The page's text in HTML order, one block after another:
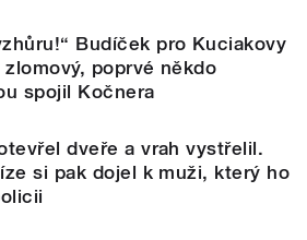
Budíček pro Kuciakovy
zlomový, poprvé někdo
spojil Kočnera
dveře a vrah vystřelil.
si pak dojel k muži, který ho